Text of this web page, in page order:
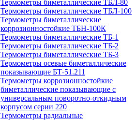
Термометры биметаллические ТБЛ-80
Термометры биметаллические ТБЛ-100
Термометры биметаллические
коррозионностойкие ТБН-100К
Термометры биметаллические ТБ-1
Термометры биметаллические ТБ-2
Термометры биметаллические ТБ-3
Термометры осевые биметаллические
показывающие БТ-51.211
Термометры коррозионностойкие
биметаллические показывающие с
универсальным поворотно-откидным
корпусом серии 220
Термометры радиальные